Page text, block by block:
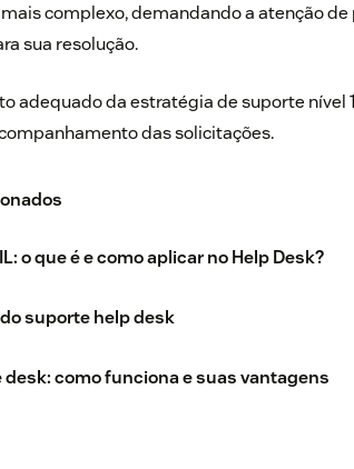
mais complexo, demandando a atenção
sua resolução.
adequado da estratégia de suporte nível
das solicitações.
o que é e como aplicar no Help Desk?
suporte help desk
desk: como funciona e suas vantagens